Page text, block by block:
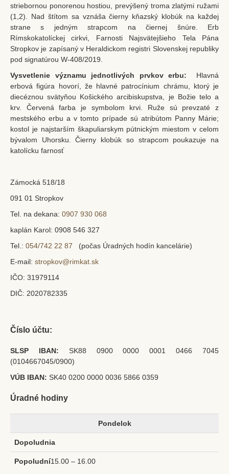
Ochrana osobných údajov
Aktuality
Spoločenstvá
Bratstvo sv. ruženca
Bratstvo sv. škapuliara
Lektori
Mimoriadni rozdávatelia prijímania
Škola snúbencov
Fotogalérie
Nedeľné oznamy
Manželské ohlášky
Sviatosti
Krst
Eucharistia
Pomazanie chorých
Posvätný stav
Manželstvo
Kontakt
striebornou ponorenou hostiou, prevýšený troma zlatými ružami
(1,2). Nad štítom sa vznáša čierny kňazský klobúk na každej
strane s jedným strapcom na čiernej šnúre. Erb
Rímskokatolíckej cirkvi, Farnosti Najsvätejšieho Tela Pána
Stropkov je zapísaný v Heraldickom registri Slovenskej republiky
pod signatúrou W-408/2019.
Vysvetlenie významu jednotlivých prvkov erbu: Hlavná
erbová figúra hovorí, že hlavné patrocínium chrámu, ktorý je
diecéznou svätyňou Košického arcibiskupstva, je Božie telo a
krv. Červená farba je symbolom krvi. Ruže sú prevzaté z
mestského erbu a v tomto prípade sú atribútom Panny Márie;
kostol je najstarším škapuliarskym pútnickým miestom v celom
bývalom Uhorsku. Čierny klobúk so strapcom poukazuje na
katolícku farnosť
Zámocká 518/18
091 01 Stropkov
Tel. na dekana: 0907 930 068
kaplán Karol: 0908 546 327
Tel.: 054/742 22 87 (počas Úradných hodín kancelárie)
E-mail: stropkov@rimkat.sk
IČO: 31979114
DIČ: 2020782335
Číslo účtu:
SLSP IBAN: SK88 0900 0000 0001 0466 7045
(0104667045/0900)
VÚB IBAN: SK40 0200 0000 0036 5866 0359
Úradné hodiny
Pondelok
15.00 – 16.00